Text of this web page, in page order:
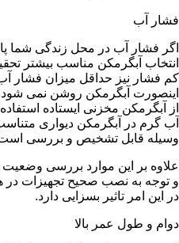
فشار آب
اگر فشار آب در محل زندگی شما
انتخاب آبگرمکن مناسب بیشتر
کم فشار نیز حداقل میزان فشار
اینصورت آبگرمکن روشن نمی
از آبگرمکن مخزنی ایستاده
آب گرم در آبگرمکن دیواری
وسیله قابل تشخیص و بررسی
علاوه بر این موارد بررسی
و توجه به نصب صحیح تجهیزات در
در این امر تاثیر بسزایی دارد.
دوام و طول عمر بالا